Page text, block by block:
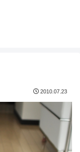
2010.07.23